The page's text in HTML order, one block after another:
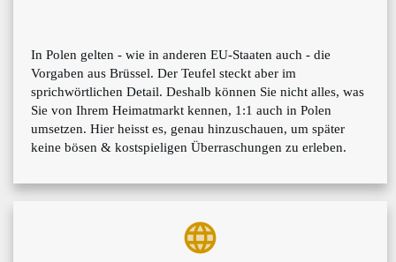
In Polen gelten - wie in anderen EU-Staaten auch - die
Vorgaben aus Brüssel. Der Teufel steckt aber im
sprichwörtlichen Detail. Deshalb können Sie nicht alles, was
Sie von Ihrem Heimatmarkt kennen, 1:1 auch in Polen
umsetzen. Hier heisst es, genau hinzuschauen, um später
keine bösen & kostspieligen Überraschungen zu erleben.